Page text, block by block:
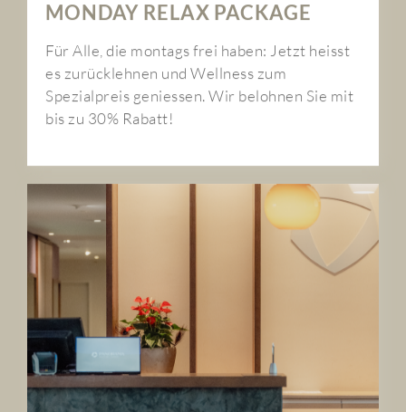
MONDAY RELAX PACKAGE
Für Alle, die montags frei haben: Jetzt heisst
es zurücklehnen und Wellness zum
Spezialpreis geniessen. Wir belohnen Sie mit
bis zu 30% Rabatt!